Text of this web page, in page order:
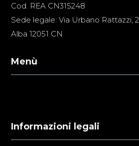
Cod. REA CN315248
Sede legale: Via Urbano Rattazzi, 2
Alba 12051 CN
Menù
Informazioni legali